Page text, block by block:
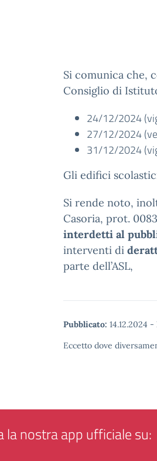
Si comunica che,
Consiglio di
24/12/2024
27/12/2024
31/12/2024
Gli edifici
Si rende noto,
Casoria, prot.
interdetti al
interventi di
parte dell’ASL,
Pubblicato: 14.12.2024 -
Eccetto dove
la nostra app ufficiale su: